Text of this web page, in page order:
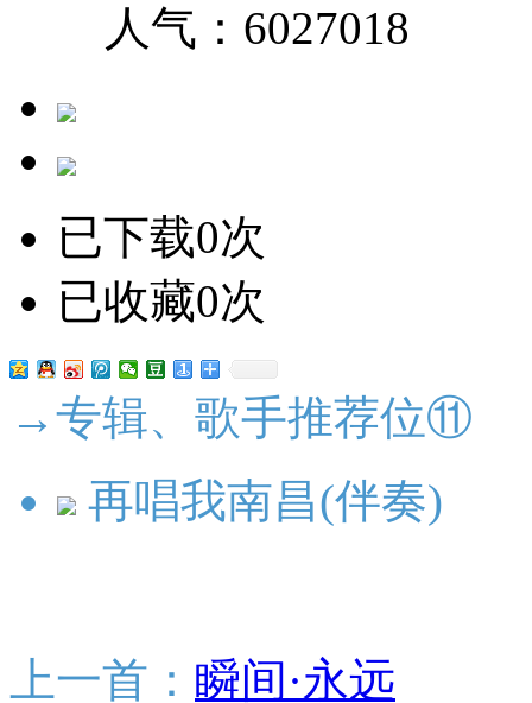
人气： 6027018
已下载0次
已收藏0次
→专辑、歌手推荐位⑪
再唱我南昌(伴奏)
上一首： 瞬间·永远